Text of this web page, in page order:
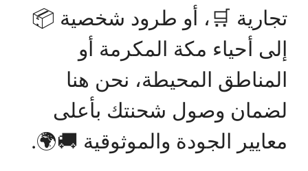
تجارية 🛒، أو طرود شخصية 📦
إلى أحياء مكة المكرمة أو
المناطق المحيطة، نحن هنا
لضمان وصول شحنتك بأعلى
معايير الجودة والموثوقية 🚚🌍.